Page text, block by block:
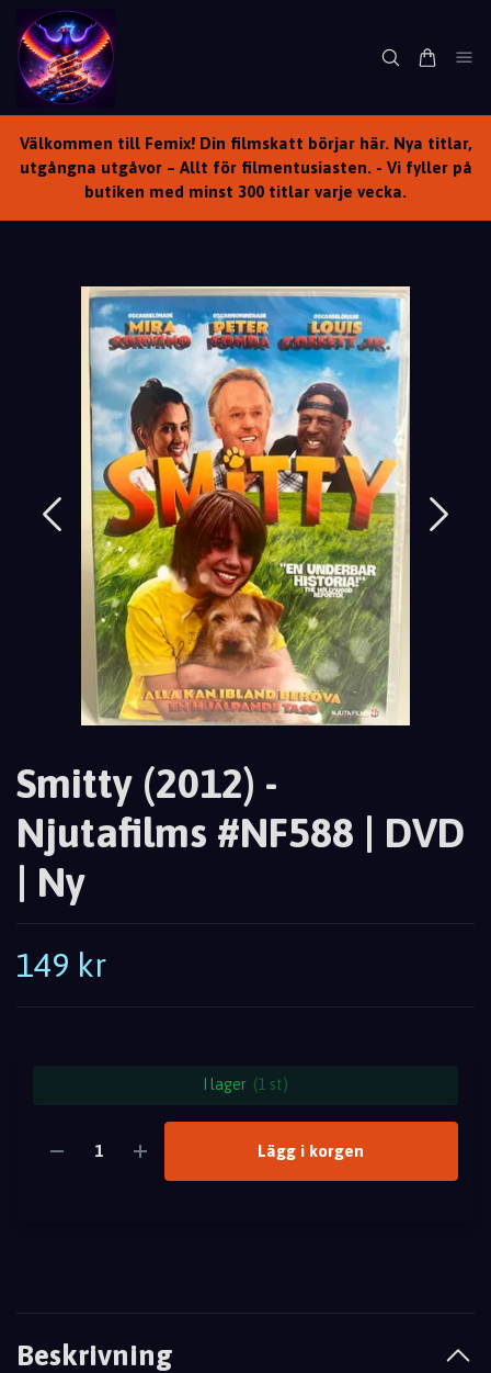
Välkommen till Femix! Din filmskatt börjar här. Nya titlar,
utgångna utgåvor – Allt för filmentusiasten. - Vi fyller på
butiken med minst 300 titlar varje vecka.
Smitty (2012) -
Njutafilms #NF588 | DVD
| Ny
149 kr
I lager (1 st)
Lägg i korgen
Beskrivning